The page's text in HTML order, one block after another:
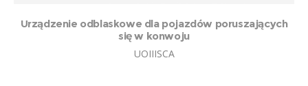
Urządzenie odblaskowe dla pojazdów poruszających
się w konwoju
UOIIISCA